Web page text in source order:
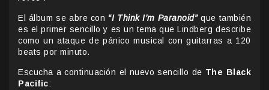
El álbum se abre con “I Think I’m Paranoid”que también
es el primer sencillo y es un tema que Lindberg describe
como un ataque de pánico musical con guitarras a 120
beats por minuto.
Escucha a continuación el nuevo sencillo de The Black
Pacific: